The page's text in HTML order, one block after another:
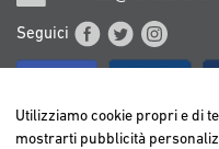
Seguici
Utilizziamo cookie propri e di
mostrarti pubblicità